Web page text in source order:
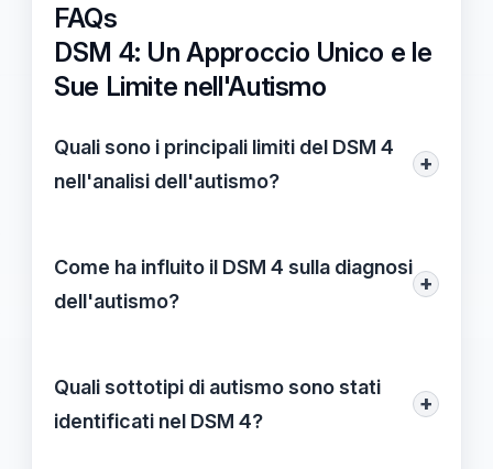
FAQs
DSM 4: Un Approccio Unico e le
Sue Limite nell'Autismo
Quali sono i principali limiti del DSM 4
nell'analisi dell'autismo?
+
cui la sottovalutazione della varietà di
forme di autismo, rigidità nei criteri
hanno reso difficile una diagnosi accurata
e un supporto adeguato per gli individui
Come ha influito il DSM 4 sulla diagnosi
dell'autismo?
+
riferimento per la diagnosi dell'autismo,
stabilendo criteri che hanno facilitato
Quali sottotipi di autismo sono stati
identificati nel DSM 4?
+